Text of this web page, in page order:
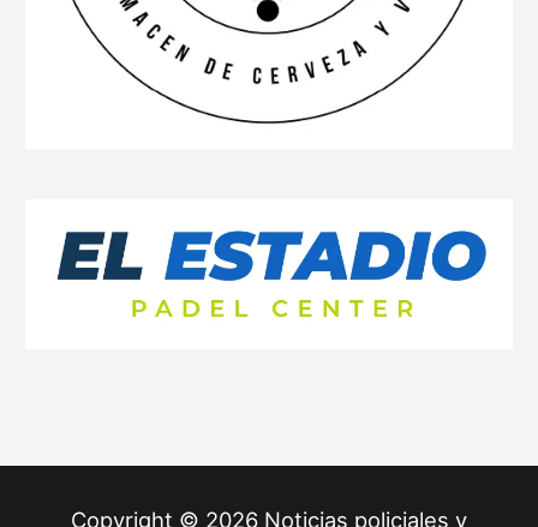
Copyright © 2026 Noticias policiales y